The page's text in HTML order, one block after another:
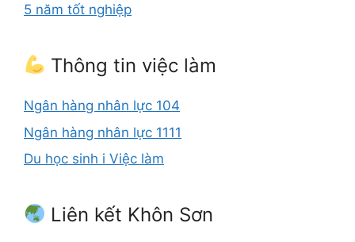
5 năm tốt nghiệp
Thông tin việc làm
Ngân hàng nhân lực 104
Ngân hàng nhân lực 1111
Du học sinh i Việc làm
Liên kết Khôn Sơn